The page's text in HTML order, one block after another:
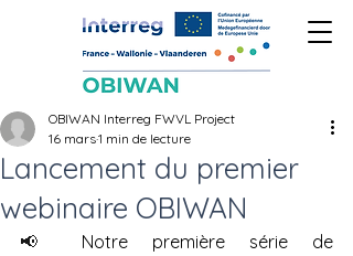
Lancement du premier
webinaire OBIWAN
OBIWAN Interreg FWVL Project
16 mars1 min de lecture
📢 Notre première série de